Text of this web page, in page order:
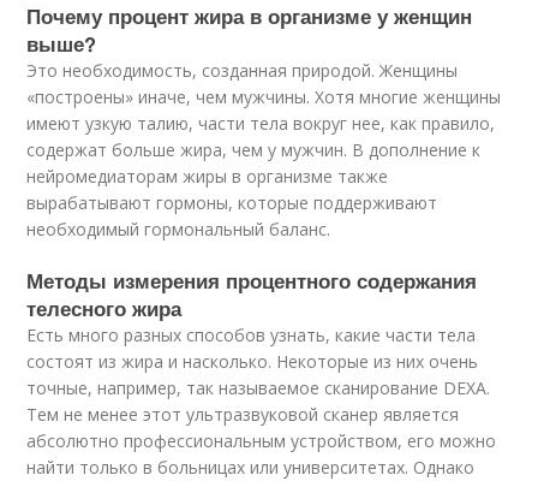
Почему процент жира в организме у женщин
выше?
Это необходимость, созданная природой. Женщины
«построены» иначе, чем мужчины. Хотя многие женщины
имеют узкую талию, части тела вокруг нее, как правило,
содержат больше жира, чем у мужчин. В дополнение к
нейромедиаторам жиры в организме также
вырабатывают гормоны, которые поддерживают
необходимый гормональный баланс.
Методы измерения процентного содержания
телесного жира
Есть много разных способов узнать, какие части тела
состоят из жира и насколько. Некоторые из них очень
точные, например, так называемое сканирование DEXA.
Тем не менее этот ультразвуковой сканер является
абсолютно профессиональным устройством, его можно
найти только в больницах или университетах. Однако